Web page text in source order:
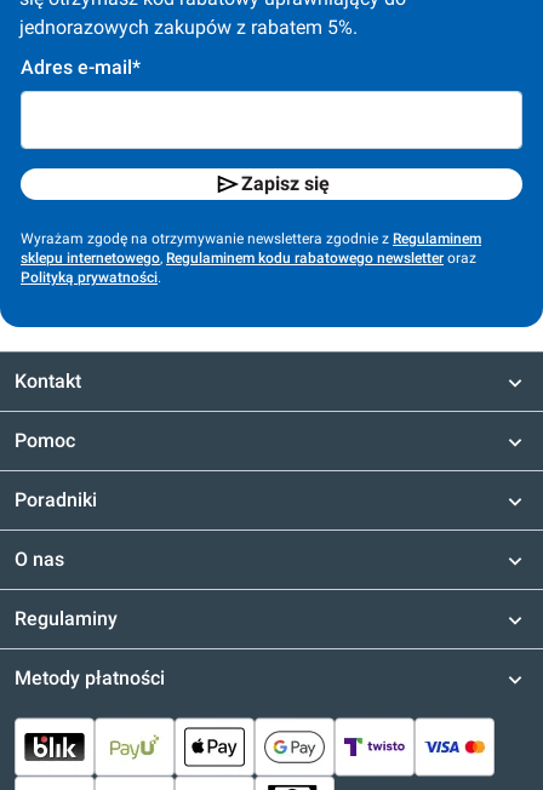
jednorazowych zakupów z rabatem 5%.
Adres e-mail*
Zapisz się
Wyrażam zgodę na otrzymywanie newslettera zgodnie z Regulaminem
sklepu internetowego, Regulaminem kodu rabatowego newsletter oraz
Polityką prywatności.
Kontakt
Pomoc
Poradniki
O nas
Regulaminy
Metody płatności